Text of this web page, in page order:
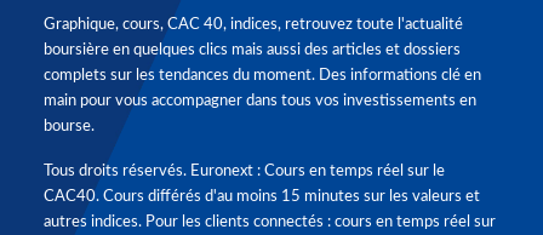
Graphique, cours, CAC 40, indices, retrouvez toute l'actualité
boursière en quelques clics mais aussi des articles et dossiers
complets sur les tendances du moment. Des informations clé en
main pour vous accompagner dans tous vos investissements en
bourse.
Tous droits réservés. Euronext : Cours en temps réel sur le
CAC40. Cours différés d'au moins 15 minutes sur les valeurs et
autres indices. Pour les clients connectés : cours en temps réel sur